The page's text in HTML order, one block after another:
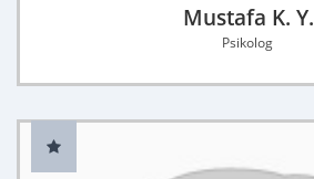
Mustafa K. Y.
Psikolog